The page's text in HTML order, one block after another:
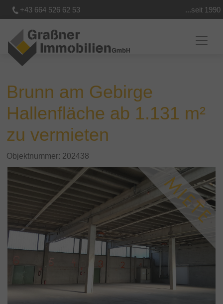
+43 664 526 62 53 ...seit 1990
Brunn am Gebirge
Hallenfläche ab 1.131 m²
zu vermieten
Objektnummer: 202438